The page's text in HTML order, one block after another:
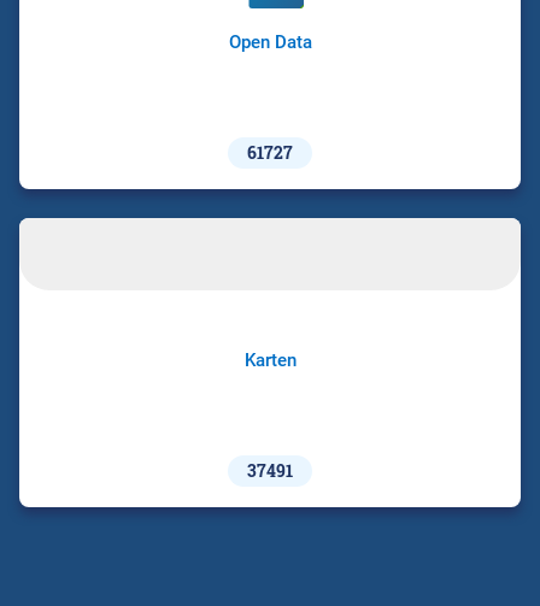
Open Data
61727
Karten
37491